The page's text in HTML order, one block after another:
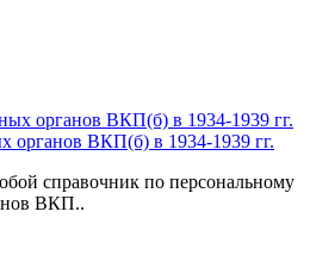
органов ВКП(б) в 1934-1939 гг.
справочник по персональному
ВКП..